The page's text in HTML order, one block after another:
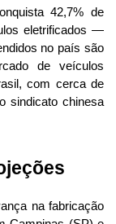
42,7% de
eletrificados —
no país são
de veículos
com cerca de
sindicato chinesa
na fabricação